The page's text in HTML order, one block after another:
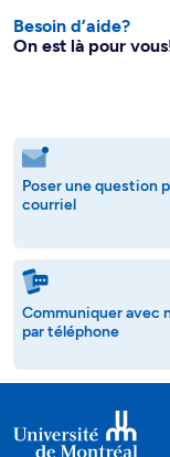
Besoin d’aide?
On est là pour
Poser une question
courriel
Communiquer avec
par téléphone